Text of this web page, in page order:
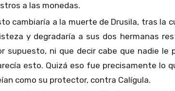
a las monedas.
cambiaría a la muerte de Drusila, tras la
y degradaría a sus dos hermanas
supuesto, ni que decir cabe que nadie le
esto. Quizá eso fue precisamente lo
como su protector, contra Calígula.